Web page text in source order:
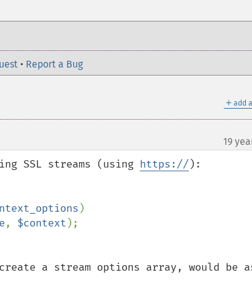
• Report a Bug
＋ add
19
SSL streams (using https:// ):
, $context
a stream options array, would be